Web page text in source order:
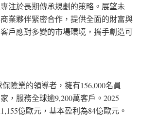
注於長期傳承規劃的策略。展望未
業夥伴緊密合作，提供全面的財富與
戶應對多變的市場環境，攜手創造可
險業的領導者，擁有156,000名員
，服務全球逾9,200萬客戶。2025
億歐元，基本盈利為84億歐元。